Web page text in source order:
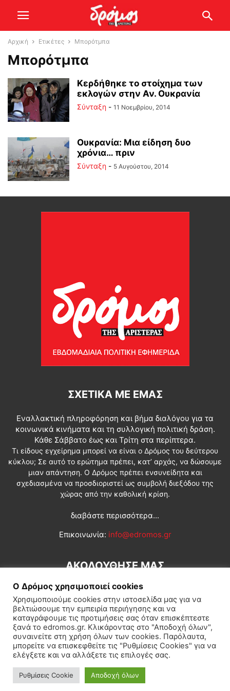
Αρχική Ετικέτες Μπορότμπα
Μπορότμπα
Κερδήθηκε το στοίχημα των
εκλογών στην Αν. Ουκρανία
Σύνταξη - 11 Νοεμβρίου, 2014
Ουκρανία: Μια είδηση δυο
χρόνια… πριν
Σύνταξη - 5 Αυγούστου, 2014
ΣΧΕΤΙΚΆ ΜΕ ΕΜΆΣ
Εναλλακτική πληροφόρηση και βήμα διαλόγου για τα
κοινωνικά κινήματα και τη συλλογική πολιτική δράση.
Κάθε Σάββατο έως και Τρίτη στα περίπτερα.
Τι είδους εγχείρημα μπορεί να είναι ο Δρόμος του δεύτερου
κύκλου; Σε αυτό το ερώτημα πρέπει, κατ’ αρχάς, να δώσουμε
μιαν απάντηση. Ο Δρόμος πρέπει ενσυνείδητα και
σχεδιασμένα να προσδιοριστεί ως συμβολή διεξόδου της
χώρας από την καθολική κρίση.
διαβάστε περισσότερα...
Επικοινωνία: info@edromos.gr
ΑΚΟΛΟΥΘΗΣΕ ΜΑΣ
Εγγραφή συνδρομητή Πολιτική Διεθνή Κοινωνία
Πολιτισμός Αφιερώματα
© Δρόμος της Αριστεράς
Ο Δρόμος χρησιμοποιεί cookies
Χρησιμοποιούμε cookies στην ιστοσελίδα μας για να
βελτιώσουμε την εμπειρία περιήγησης και να
καταγράφουμε τις προτιμήσεις σας όταν επισκέπτεστε
ξανά το edromos.gr. Κλικάροντας στο "Αποδοχή όλων",
συναινείτε στη χρήση όλων των cookies. Παρόλαυτα,
μπορείτε να επισκεφθείτε τις "Ρυθμίσεις Cookies" για να
ελέγξετε και να αλλάξετε τις επιλογές σας.
Ρυθμίσεις Cookie Αποδοχή όλων